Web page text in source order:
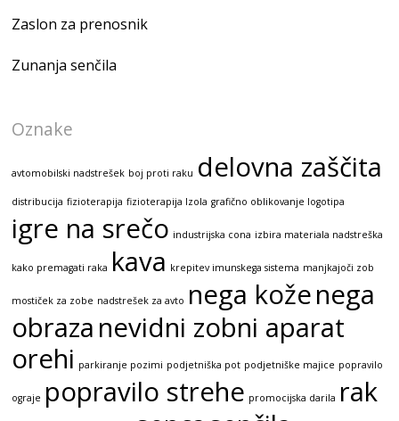
Zaslon za prenosnik
Zunanja senčila
Oznake
avtomobilski nadstrešek boj proti raku delovna zaščita
distribucija fizioterapija fizioterapija Izola grafično oblikovanje logotipa
igre na srečo industrijska cona izbira materiala nadstreška
kako premagati raka kava krepitev imunskega sistema manjkajoči zob
mostiček za zobe nadstrešek za avto nega koženega
obraza nevidni zobni aparat
orehi parkiranje pozimi podjetniška pot podjetniške majice popravilo
ograje popravilo strehe promocijska darila rak